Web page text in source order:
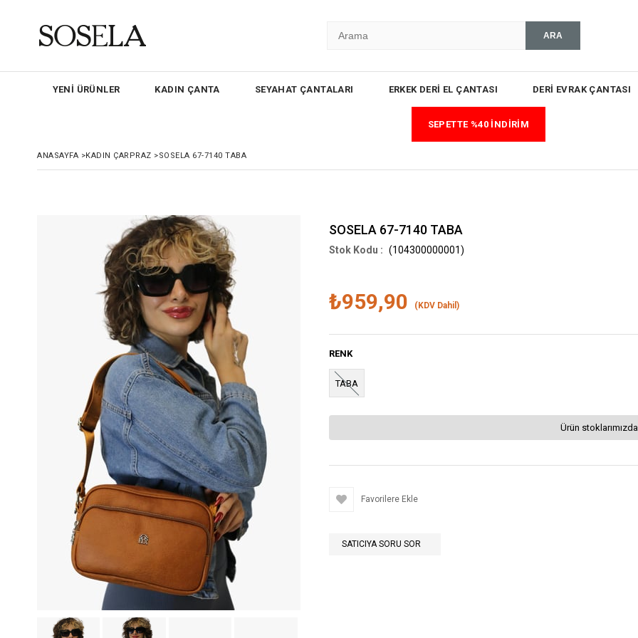
YENİ ÜRÜNLER KADIN ÇANTA SEYAHAT ÇANTALARI ERKEK DERİ EL ÇANTASI DERİ EVRAK ÇANTASI
SEPETTE %40 İNDİRİM
ANASAYFA >KADIN ÇARPRAZ >SOSELA 67-7140 TABA
SOSELA 67-7140 TABA
(104300000001)
₺959,90 (KDV Dahil)
RENK
TABA
Ürün
Favorilere Ekle
SATICIYA SORU SOR